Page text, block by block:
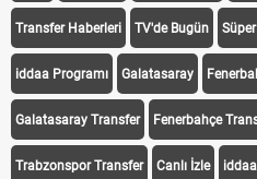
iddaa Canlı Skor Puan Durumu
Transfer Haberleri TV'de Bugün
iddaa Programı Galatasaray
Galatasaray Transfer Fenerbahçe